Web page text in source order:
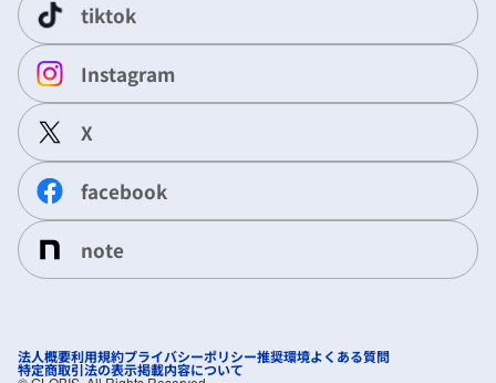
tiktok
Instagram
X
facebook
note
法人概要利用規約プライバシーポリシー推奨環境よくある質問
特定商取引法の表示掲載内容について